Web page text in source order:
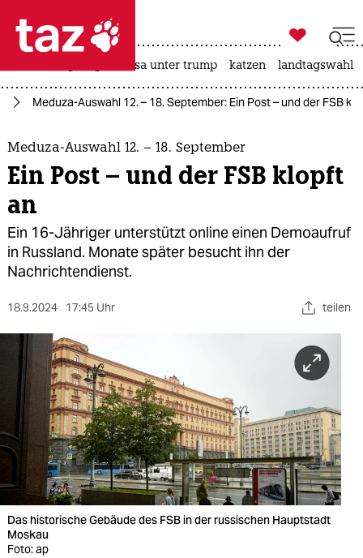
 taz zahl ich
taz zahl ich
themen
politik
öko
gesellschaft
sport
berlin
nord
wahrheit
verlag
verlag
veranstaltungen

taz zahl ich
usa unter trump katzen landtagswahl
Meduza-Auswahl 12. – 18. September: Ein Post – und der FSB
Meduza-Auswahl 12. – 18. September
Ein Post – und der FSB klopft
an
Ein 16-Jähriger unterstützt online einen Demoaufruf
in Russland. Monate später besucht ihn der
Nachrichtendienst.
18.9.2024 17:45 Uhr teilen
Das historische Gebäude des FSB in der russischen Hauptstadt
Moskau
Foto: ap